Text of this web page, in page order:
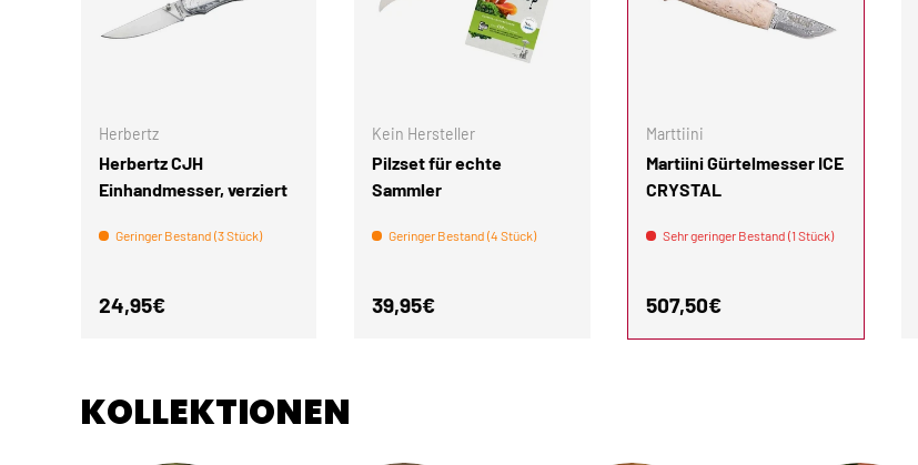
Herbertz
Herbertz CJH
Einhandmesser, verziert
Geringer Bestand (3 Stück)
Normaler Preis
24,95€
Kein Hersteller
Pilzset für echte
Sammler
Geringer Bestand (4 Stück)
Normaler Preis
39,95€
Marttiini
Martiini Gürtelmesser ICE
CRYSTAL
Sehr geringer Bestand (1 Stück)
Normaler Preis
507,50€
KOLLEKTIONEN